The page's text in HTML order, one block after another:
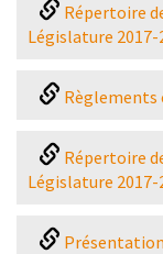
Répertoire
Législature 2017-
Règlements
Répertoire
Législature 2017-